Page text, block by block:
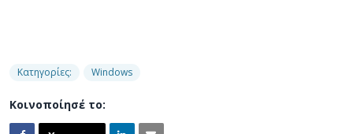
Κατηγορίες: Windows
Κοινοποίησέ το: